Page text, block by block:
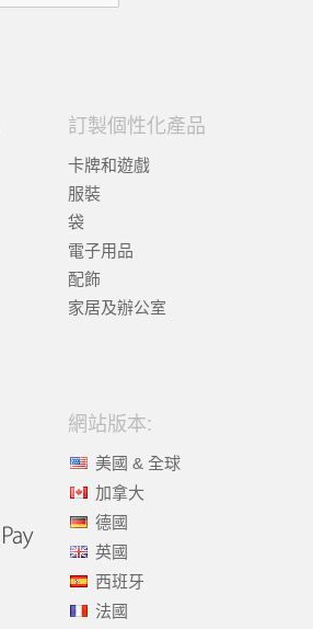
訂製個性化產品
卡牌和遊戲
服裝
袋
電子用品
配飾
家居及辦公室
網站版本:
美國 & 全球
加拿大
德國
英國
西班牙
法國